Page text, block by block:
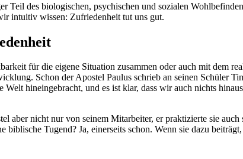
Teil des biologischen, psychischen und sozialen
intuitiv wissen: Zufriedenheit tut uns gut.
für die eigene Situation zusammen oder auch mit dem
Schon der Apostel Paulus schrieb an seinen Schüler
hineingebracht, und es ist klar, dass wir auch nichts
aber nicht nur von seinem Mitarbeiter, er praktizierte sie
biblische Tugend? Ja, einerseits schon. Wenn sie dazu